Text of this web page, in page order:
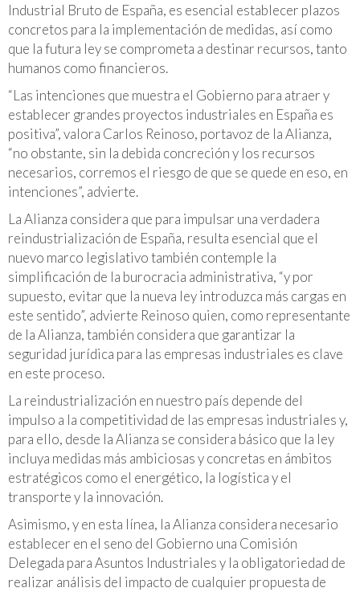
Industrial Bruto de España, es esencial establecer plazos
concretos para la implementación de medidas, así como
que la futura ley se comprometa a destinar recursos, tanto
humanos como financieros.
“Las intenciones que muestra el Gobierno para atraer y
establecer grandes proyectos industriales en España es
positiva”, valora Carlos Reinoso, portavoz de la Alianza,
“no obstante, sin la debida concreción y los recursos
necesarios, corremos el riesgo de que se quede en eso, en
intenciones”, advierte.
La Alianza considera que para impulsar una verdadera
reindustrialización de España, resulta esencial que el
nuevo marco legislativo también contemple la
simplificación de la burocracia administrativa, “y por
supuesto, evitar que la nueva ley introduzca más cargas en
este sentido”, advierte Reinoso quien, como representante
de la Alianza, también considera que garantizar la
seguridad jurídica para las empresas industriales es clave
en este proceso.
La reindustrialización en nuestro país depende del
impulso a la competitividad de las empresas industriales y,
para ello, desde la Alianza se considera básico que la ley
incluya medidas más ambiciosas y concretas en ámbitos
estratégicos como el energético, la logística y el
transporte y la innovación.
Asimismo, y en esta línea, la Alianza considera necesario
establecer en el seno del Gobierno una Comisión
Delegada para Asuntos Industriales y la obligatoriedad de
realizar análisis del impacto de cualquier propuesta de